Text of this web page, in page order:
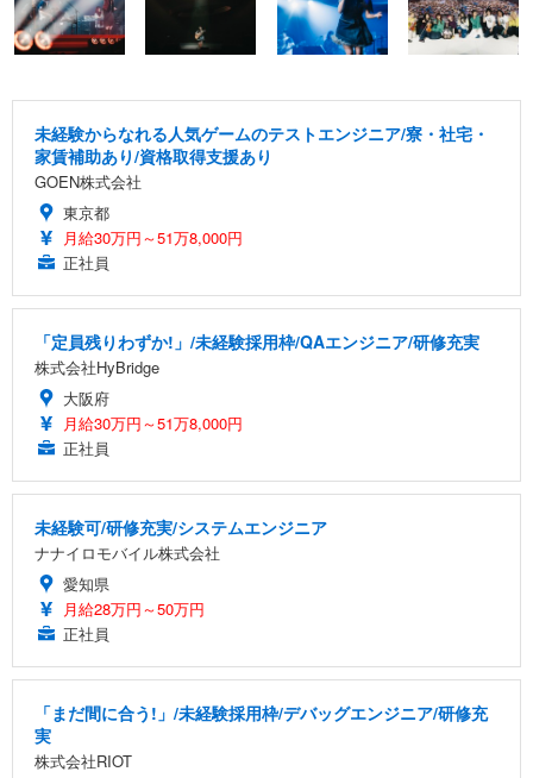
未経験からなれる人気ゲームのテストエンジニア/寮・社宅・
家賃補助あり/資格取得支援あり
GOEN株式会社
東京都
月給30万円～51万8,000円
正社員
「定員残りわずか!」/未経験採用枠/QAエンジニア/研修充実
株式会社HyBridge
大阪府
月給30万円～51万8,000円
正社員
未経験可/研修充実/システムエンジニア
ナナイロモバイル株式会社
愛知県
月給28万円～50万円
正社員
「まだ間に合う!」/未経験採用枠/デバッグエンジニア/研修充
実
株式会社RIOT